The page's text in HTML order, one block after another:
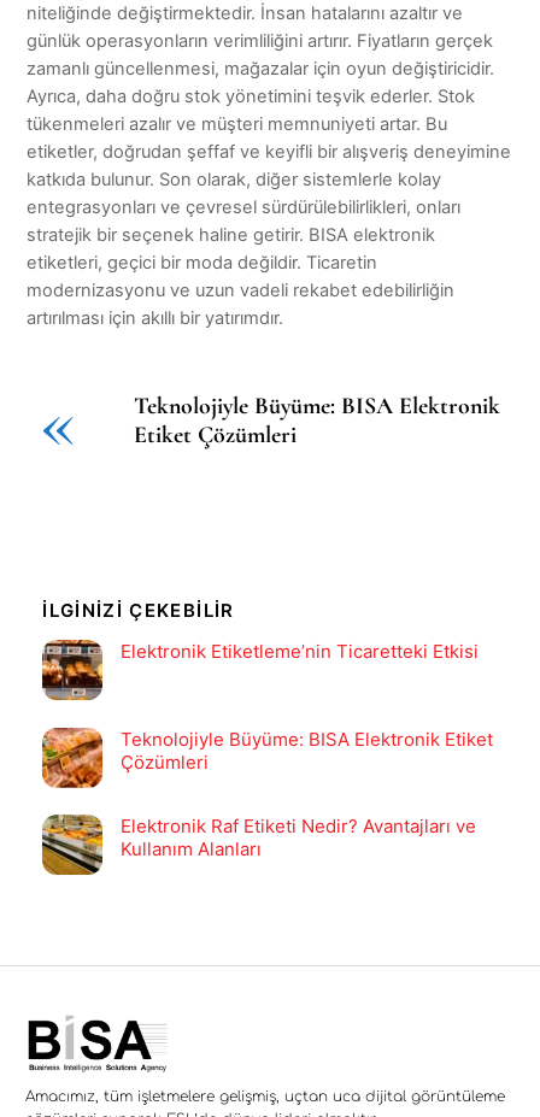
niteliğinde değiştirmektedir. İnsan hatalarını azaltır ve
günlük operasyonların verimliliğini artırır. Fiyatların gerçek
zamanlı güncellenmesi, mağazalar için oyun değiştiricidir.
Ayrıca, daha doğru stok yönetimini teşvik ederler. Stok
tükenmeleri azalır ve müşteri memnuniyeti artar. Bu
etiketler, doğrudan şeffaf ve keyifli bir alışveriş deneyimine
katkıda bulunur. Son olarak, diğer sistemlerle kolay
entegrasyonları ve çevresel sürdürülebilirlikleri, onları
stratejik bir seçenek haline getirir. BISA elektronik
etiketleri, geçici bir moda değildir. Ticaretin
modernizasyonu ve uzun vadeli rekabet edebilirliğin
artırılması için akıllı bir yatırımdır.
«
Teknolojiyle Büyüme: BISA Elektronik
Etiket Çözümleri
İLGINIZI ÇEKEBILIR
Elektronik Etiketleme’nin Ticaretteki Etkisi
Teknolojiyle Büyüme: BISA Elektronik Etiket
Çözümleri
Elektronik Raf Etiketi Nedir? Avantajları ve
Kullanım Alanları
Amacımız, tüm işletmelere gelişmiş, uçtan uca dijital görüntüleme